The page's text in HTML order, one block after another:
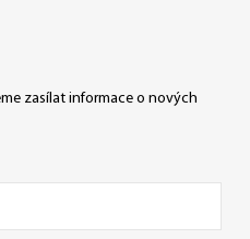
zasílat informace o nových